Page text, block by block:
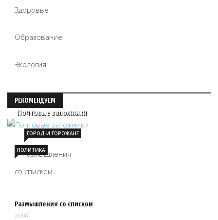
Здоровье
Образование
Экология
РЕКОМЕНДУЕМ
Почтовые заложники
ГОРОД И ГОРОЖАНЕ
Размышления со списком
ПОЛИТИКА
06/08